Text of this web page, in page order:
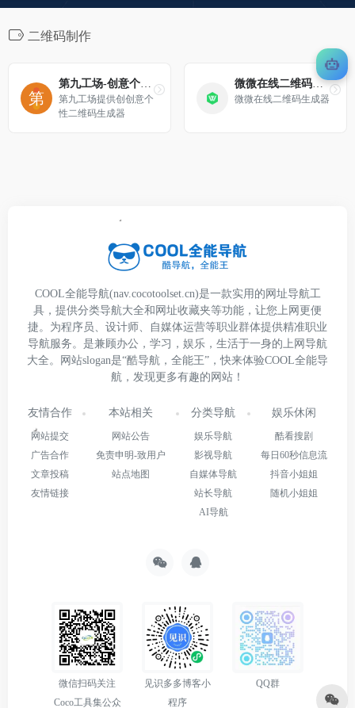
二维码制作
第九工场-创意个性二维码生成器
第九工场提供创创意个
性二维码生成器
微微在线二维码生成器
微微在线二维码生成器
COOL全能导航(nav.cocotoolset.cn)是一款实用的网址导航工
具，提供分类导航大全和网址收藏夹等功能，让您上网更便
捷。为程序员、设计师、自媒体运营等职业群体提供精准职业
导航服务。是兼顾办公，学习，娱乐，生活于一身的上网导航
大全。网站slogan是“酷导航，全能王”，快来体验COOL全能导
航，发现更多有趣的网站！
友情合作
网站提交
广告合作
文章投稿
友情链接
本站相关
网站公告
免责申明-致用户
站点地图
分类导航
娱乐导航
影视导航
自媒体导航
站长导航
AI导航
娱乐休闲
酷看搜剧
每日60秒信息流
抖音小姐姐
随机小姐姐
微信扫码关注
Coco工具集公众
见识多多博客小
程序
QQ群